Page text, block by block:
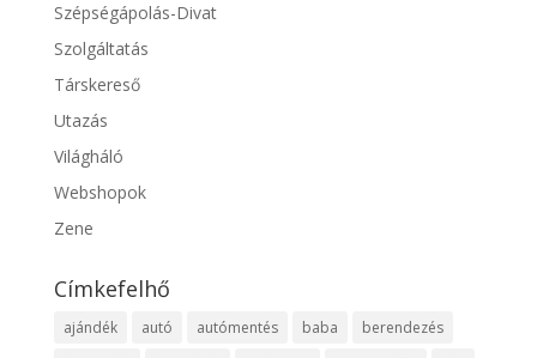
Szépségápolás-Divat
Szolgáltatás
Társkereső
Utazás
Világháló
Webshopok
Zene
Címkefelhő
ajándék autó autómentés baba
berendezés